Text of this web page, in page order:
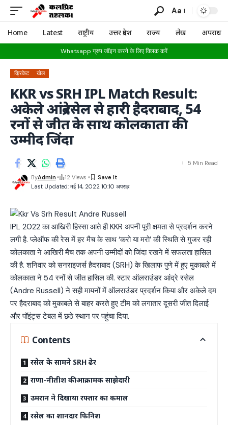
Aa
Home Latest राष्ट्रीय उत्तर प्रदेश राज्य लेख अपराध
Whatsapp ग्रुप जॉइन करने के लिए क्लिक करें
क्रिकेट खेल
KKR vs SRH IPL Match Result:
अकेले आंद्रे रसेल से हारी हैदराबाद, 54
रनों से जीत के साथ कोलकाता की
उम्मीद जिंदा
Last Updated: मई 14, 2022 10:10 अपराह्न
ByAdmin 12 Views
5 Min Read
IPL 2022 का आखिरी हिस्सा आते ही KKR अपनी पूरी क्षमता से प्रदर्शन करने
लगी है. प्लेऑफ की रेस में हर मैच के साथ ‘करो या मरो’ की स्थिति से गुजर रही
कोलकाता ने आखिरी मैच तक अपनी उम्मीदों को जिंदा रखने में सफलता हासिल
की है. शनिवार को सनराइजर्स हैदराबाद (SRH) के खिलाफ पुणे में हुए मुकाबले में
कोलकाता ने 54 रनों से जीत हासिल की. स्टार ऑलराउंडर आंद्रे रसेल
(Andre Russell) ने सही मायनों में ऑलराउंडर प्रदर्शन किया और अकेले दम
पर हैदराबाद को मुकाबले से बाहर करते हुए टीम को लगातार दूसरी जीत दिलाई
और पॉइंट्स टेबल में छठे स्थान पर पहुंचा दिया.
Contents
रसेल के सामने SRH ढेर
राणा-नीतीश की आक्रामक साझेदारी
उमरान ने दिखाया रफ्तार का कमाल
रसेल का शानदार फिनिश